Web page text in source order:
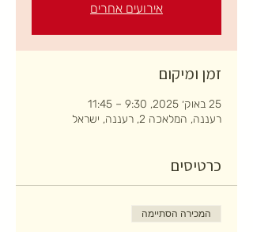
אירועים אחרים
זמן ומיקום
25 באוק׳ 2025, 9:30 – 11:45
רעננה, המלאכה 2, רעננה, ישראל
כרטיסים
המכירה הסתיימה